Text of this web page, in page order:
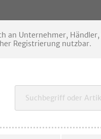
an Unternehmer,
Registrierung nutzbar.